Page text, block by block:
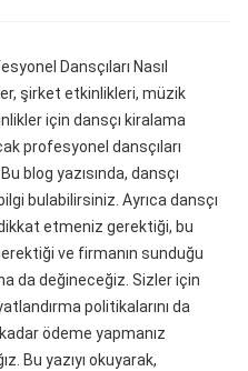
Dansçıları Nasıl
şirket etkinlikleri, müzik
için dansçı kiralama
profesyonel dansçıları
blog yazısında, dansçı
bulabilirsiniz. Ayrıca dansçı
etmeniz gerektiği, bu
ve firmanın sunduğu
da değineceğiz. Sizler için
politikalarını da
ödeme yapmanız
Bu yazıyı okuyarak,